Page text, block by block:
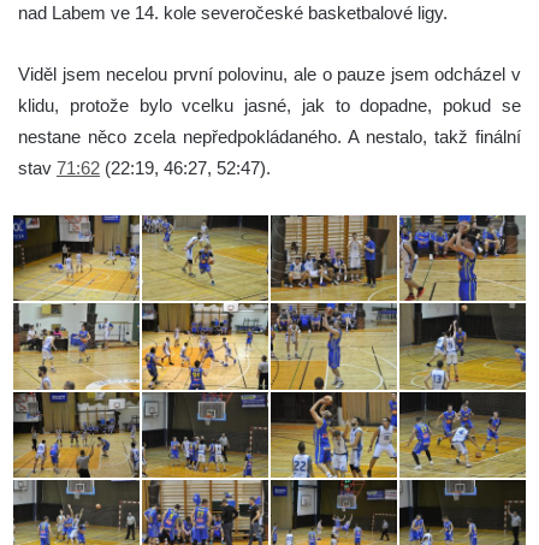
nad Labem ve 14. kole severočeské basketbalové ligy.
Viděl jsem necelou první polovinu, ale o pauze jsem odcházel v
klidu, protože bylo vcelku jasné, jak to dopadne, pokud se
nestane něco zcela nepředpokládaného. A nestalo, takž finální
stav 71:62 (22:19, 46:27, 52:47).